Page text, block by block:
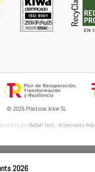
© 2026 Plásticos Alser SL
por UMAMI Tech - Alojamiento Web
2026